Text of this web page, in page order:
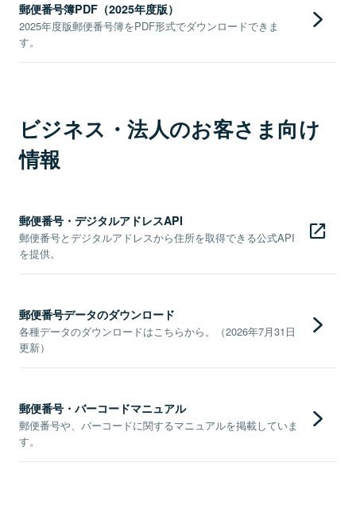
郵便番号簿PDF（2025年度版）
2025年度版郵便番号簿をPDF形式でダウンロードできま
す。
ビジネス・法人のお客さま向け
情報
郵便番号・デジタルアドレスAPI
郵便番号とデジタルアドレスから住所を取得できる公式API
を提供。
郵便番号データのダウンロード
各種データのダウンロードはこちらから。（2026年7月31日
更新）
郵便番号・バーコードマニュアル
郵便番号や、バーコードに関するマニュアルを掲載していま
す。